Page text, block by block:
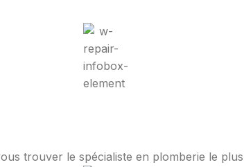
trouver le spécialiste en plomberie le